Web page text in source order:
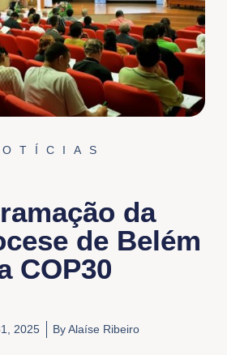
da
de Belém
COP30
2025 ByAlaíse Ribeiro